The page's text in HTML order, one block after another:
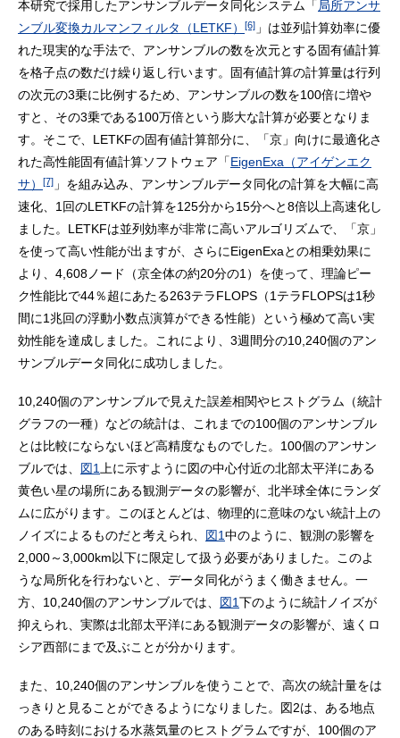
本研究で採用したアンサンブルデータ同化システム「 局所アンサ
ンブル変換カルマンフィルタ（LETKF）
[6] 」は並列計算効率に優
れた現実的な手法で、アンサンブルの数を次元とする固有値計算
を格子点の数だけ繰り返し行います。固有値計算の計算量は行列
の次元の3乗に比例するため、アンサンブルの数を100倍に増や
すと、その3乗である100万倍という膨大な計算が必要となりま
す。そこで、LETKFの固有値計算部分に、「京」向けに最適化さ
れた高性能固有値計算ソフトウェア「EigenExa（アイゲンエク
サ）
[7] 」を組み込み、アンサンブルデータ同化の計算を大幅に高
速化、1回のLETKFの計算を125分から15分へと8倍以上高速化し
ました。LETKFは並列効率が非常に高いアルゴリズムで、「京」
を使って高い性能が出ますが、さらにEigenExaとの相乗効果に
より、4,608ノード（京全体の約20分の1）を使って、理論ピー
ク性能比で44％超にあたる263テラFLOPS（1テラFLOPSは1秒
間に1兆回の浮動小数点演算ができる性能）という極めて高い実
効性能を達成しました。これにより、3週間分の10,240個のアン
サンブルデータ同化に成功しました。
10,240個のアンサンブルで見えた誤差相関やヒストグラム（統計
グラフの一種）などの統計は、これまでの100個のアンサンブル
とは比較にならないほど高精度なものでした。100個のアンサン
ブルでは、 図1
上に示すように図の中心付近の北部太平洋にある
黄色い星の場所にある観測データの影響が、北半球全体にランダ
ムに広がります。このほとんどは、物理的に意味のない統計上の
ノイズによるものだと考えられ、 図1中のように、観測の影響を
2,000～3,000km以下に限定して扱う必要がありました。このよ
うな局所化を行わないと、データ同化がうまく働きません。一
方、10,240個のアンサンブルでは、 図1下のように統計ノイズが
抑えられ、実際は北部太平洋にある観測データの影響が、遠くロ
シア西部にまで及ぶことが分かります。
また、10,240個のアンサンブルを使うことで、高次の統計量をは
っきりと見ることができるようになりました。図2は、ある地点
のある時刻における水蒸気量のヒストグラムですが、100個のア